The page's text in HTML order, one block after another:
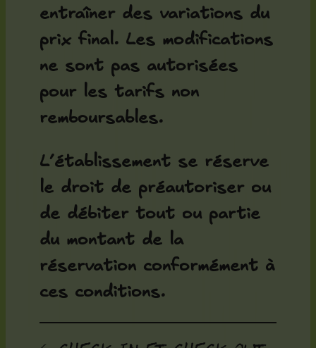
entraîner des variations du
prix final. Les modifications
ne sont pas autorisées
pour les tarifs non
remboursables.
L’établissement se réserve
le droit de préautoriser ou
de débiter tout ou partie
du montant de la
réservation conformément à
ces conditions.